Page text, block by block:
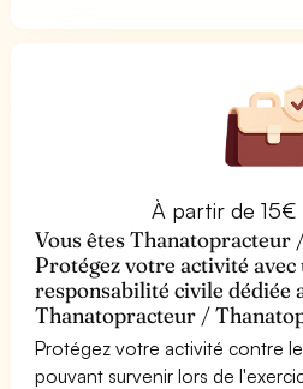
À partir de 15€
Vous êtes Thanatopracteur
Protégez votre activité avec
responsabilité civile dédiée
Thanatopracteur /
Protégez votre activité contre
pouvant survenir lors de